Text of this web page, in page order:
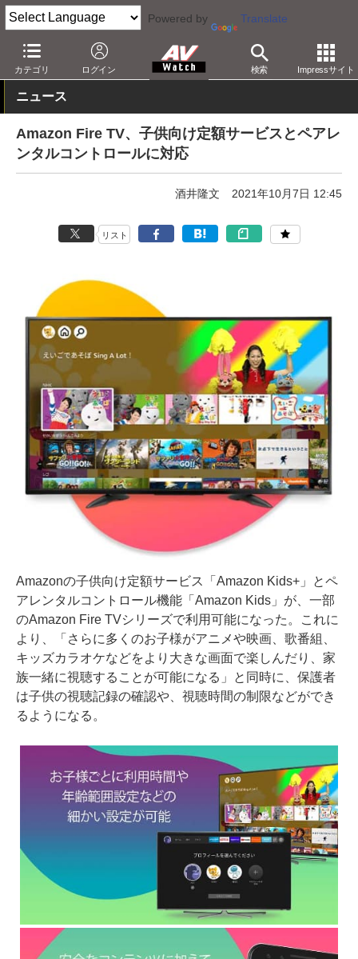
Powered by Translate
カテゴリ ログイン 検索 Impressサイト
AV Watch 製品 メディアプレーヤー Fire TV
ニュース
Amazon Fire TV、子供向け定額サービスとペアレ
ンタルコントロールに対応
酒井隆文 2021年10月7日 12:45
リスト
Amazonの子供向け定額サービス「Amazon Kids+」とペ
アレンタルコントロール機能「Amazon Kids」が、一部
のAmazon Fire TVシリーズで利用可能になった。これに
より、「さらに多くのお子様がアニメや映画、歌番組、
キッズカラオケなどをより大きな画面で楽しんだり、家
族一緒に視聴することが可能になる」と同時に、保護者
は子供の視聴記録の確認や、視聴時間の制限などができ
るようになる。